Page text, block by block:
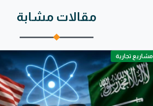
مقالات مشابة
مشاريع تجارية